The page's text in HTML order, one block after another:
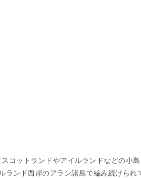
コットランドやアイルランドなどの小
ランド西岸のアラン諸島で編み続けられ